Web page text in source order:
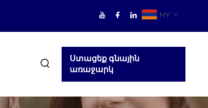
HY
Ստացեք գնային
առաջարկ